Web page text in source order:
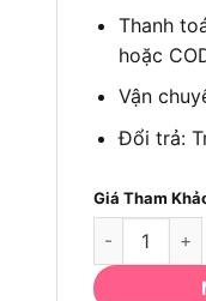
Thanh
hoặc
Vận
Đổi trả:
Giá Tham
Thước đo